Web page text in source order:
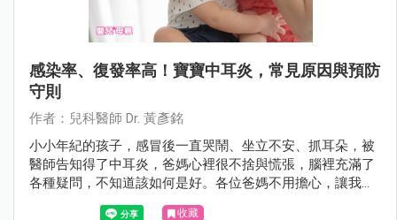
感染率、復發率高！寶寶中耳炎，常見原因與預防
守則
作者：兒科醫師 Dr. 黃彥銘
小小年紀的孩子，感冒後一直哭鬧、坐立不安、抓耳朵，被
醫師告知得了中耳炎，爸媽心裡很不捨與慌張，腦裡充滿了
各種疑問，不知道該如何是好。各位爸媽不用擔心，讓我們
一起來了解中耳炎，並且知道該怎麼好好幫助寶寶。
收藏